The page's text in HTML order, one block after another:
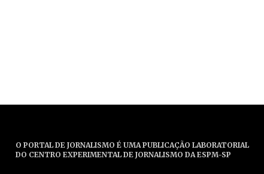
O PORTAL DE JORNALISMO É UMA PUBLICAÇÃO LABORATORIAL
DO CENTRO EXPERIMENTAL DE JORNALISMO DA ESPM-SP